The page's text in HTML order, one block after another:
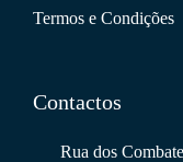
Termos e Condições
Contactos
Rua dos